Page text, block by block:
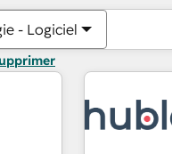
- Logiciel
Vous êtes
Page